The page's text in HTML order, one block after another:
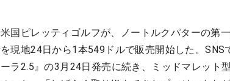
米国ピレッティゴルフが、ノートルクパターの第
を現地24日から1本549ドルで販売開始した。
ーラ2.5』の3月24日発売に続き、ミッドマレット